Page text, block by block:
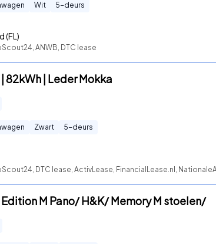
Wit 5-deurs
(FL)
ANWB, DTC lease
82kWh | Leder Mokka
Zwart 5-deurs
DTC lease, ActivLease, FinancialLease.nl,
M Pano/ H&K/ Memory M stoelen/